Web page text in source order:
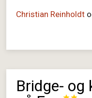
Christian Reinholdt
Bridge- og